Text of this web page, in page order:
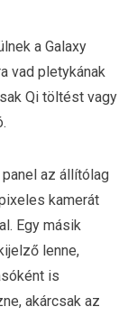
a Galaxy
vad pletykának
Qi töltést vagy
az állítólag
kamerát
Egy másik
lenne,
is
akárcsak az